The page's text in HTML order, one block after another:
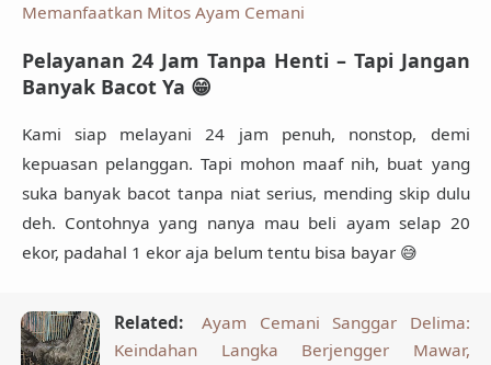
Memanfaatkan Mitos Ayam Cemani
Pelayanan 24 Jam Tanpa Henti – Tapi Jangan
Banyak Bacot Ya 😁
Kami siap melayani24 jam penuh, nonstop, demi
kepuasan pelanggan. Tapi mohon maaf nih, buat yang
suka banyak bacot tanpa niat serius, mending skip dulu
deh. Contohnya yang nanya mau beli ayam selap 20
ekor, padahal 1 ekor aja belum tentu bisa bayar 😅
Related:
Ayam Cemani Sanggar Delima:
Keindahan Langka Berjengger Mawar,